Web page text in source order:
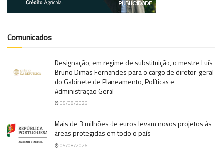
Comunicados
Designação, em regime de substituição, o mestre Luís
Bruno Dimas Fernandes para o cargo de diretor-geral
do Gabinete de Planeamento, Políticas e
Administração Geral
05/08/2026
Mais de 3 milhões de euros levam novos projetos às
áreas protegidas em todo o país
05/08/2026